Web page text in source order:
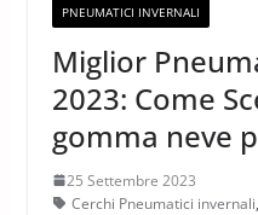
PNEUMATICI INVERNALI
Miglior
2023: Come
gomma neve
25 Settembre 2023
Cerchi Pneumatici invernali,